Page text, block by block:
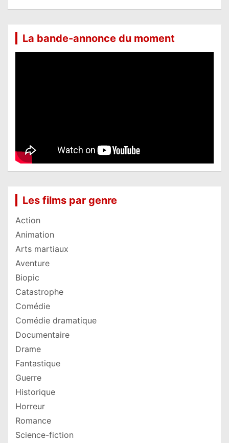
La bande-annonce du moment
Les films par genre
Action
Animation
Arts martiaux
Aventure
Biopic
Catastrophe
Comédie
Comédie dramatique
Documentaire
Drame
Fantastique
Guerre
Historique
Horreur
Romance
Science-fiction